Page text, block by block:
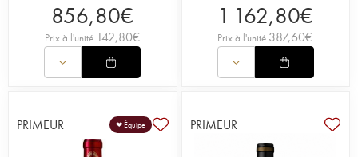
856,80€
Prix à l'unité 142,80€
1 162,80€
Prix à l'unité 387,60€
PRIMEUR ❤ Équipe PRIMEUR